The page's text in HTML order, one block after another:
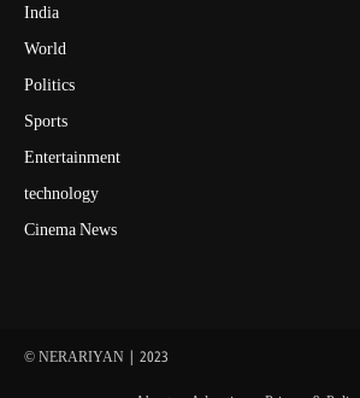
India
World
Politics
Sports
Entertainment
technology
Cinema News
© NERARIYAN | 2023